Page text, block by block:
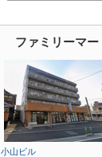
ファミリーマ
小山ビル